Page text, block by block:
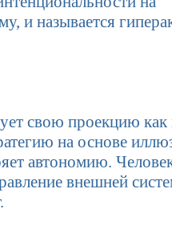
и называется
свою проекцию
на основе
автономию.
внешней